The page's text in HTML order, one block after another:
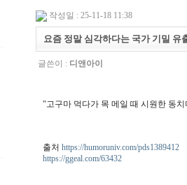
작성일 : 25-11-18 11:38
요즘 정말 심각하다는 국가 기밀 유
글쓴이 : 디앤아이
"고구마 먹다가 목 메일 때 시원한 동
출처 https://humoruniv.com/pds1389412
https://ggeal.com/63432